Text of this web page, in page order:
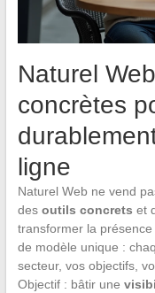
Naturel
concrètes
ligne
Naturel Web ne vend
des outils concrets et
transformer la
de modèle unique :
secteur, vos objectifs,
Objectif : bâtir une